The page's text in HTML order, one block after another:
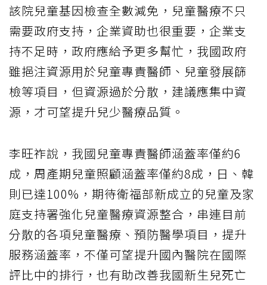
該院兒童基因檢查全數減免，兒童醫療不只
需要政府支持，企業資助也很重要，企業支
持不足時，政府應給予更多幫忙，我國政府
雖挹注資源用於兒童專責醫師、兒童發展篩
檢等項目，但資源過於分散，建議應集中資
源，才可望提升兒少醫療品質。
李旺祚說，我國兒童專責醫師涵蓋率僅約6
成，周產期兒童照顧涵蓋率僅約8成，日、韓
則已達100%，期待衛福部新成立的兒童及家
庭支持署強化兒童醫療資源整合，串連目前
分散的各項兒童醫療、預防醫學項目，提升
服務涵蓋率，不僅可望提升國內醫院在國際
評比中的排行，也有助改善我國新生兒死亡